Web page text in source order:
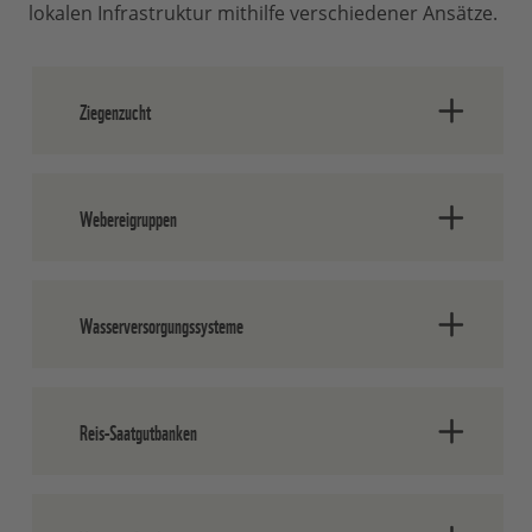
lokalen Infrastruktur mithilfe verschiedener Ansätze.
Ziegenzucht
Webereigruppen
Wasserversorgungssysteme
Reis-Saatgutbanken